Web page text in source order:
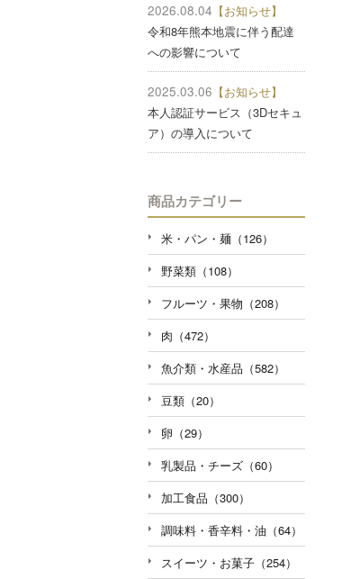
2026.08.04 【お知らせ】
令和8年熊本地震に伴う配達
への影響について
2025.03.06 【お知らせ】
本人認証サービス（3Dセキュ
ア）の導入について
商品カテゴリー
米・パン・麺（126）
野菜類（108）
フルーツ・果物（208）
肉（472）
魚介類・水産品（582）
豆類（20）
卵（29）
乳製品・チーズ（60）
加工食品（300）
調味料・香辛料・油（64）
スイーツ・お菓子（254）